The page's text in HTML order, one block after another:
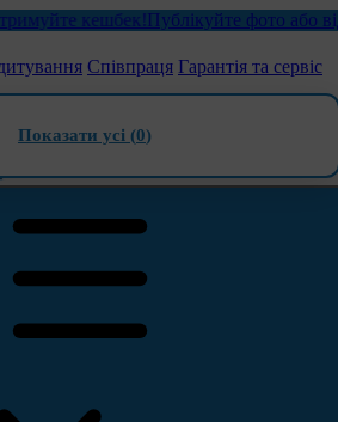
кешбек!Публікуйте фото або
Співпраця Гарантія та сервіс
Показати усі (0)